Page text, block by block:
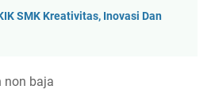
SMK Kreativitas, Inovasi Dan
non baja